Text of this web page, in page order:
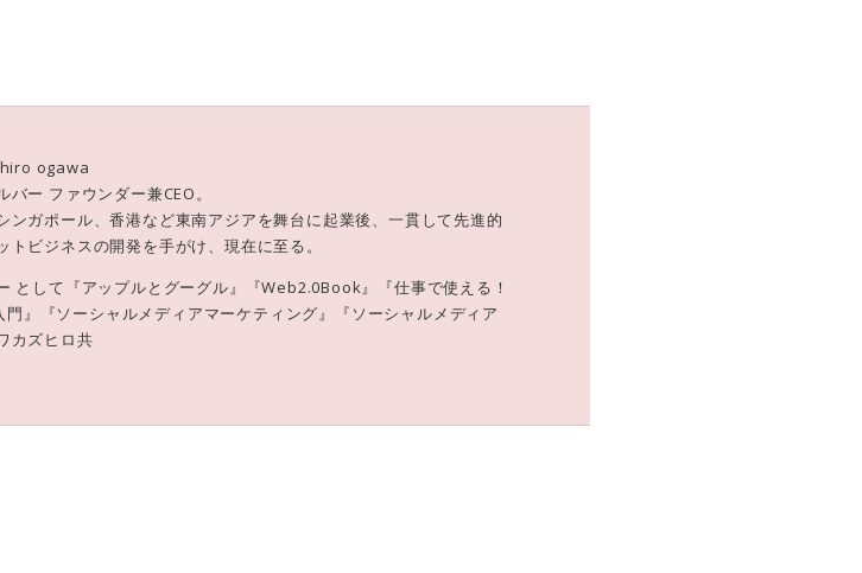
ogawa
バー ファウンダー兼CEO。
ンガポール、香港など東南アジアを舞台に起業後、一貫して先進的
トビジネスの開発を手がけ、現在に至る。
として『アップルとグーグル』『Web2.0Book』『仕事で使える！
』『ソーシャルメディアマーケティング』『ソーシャルメディア
カズヒロ共